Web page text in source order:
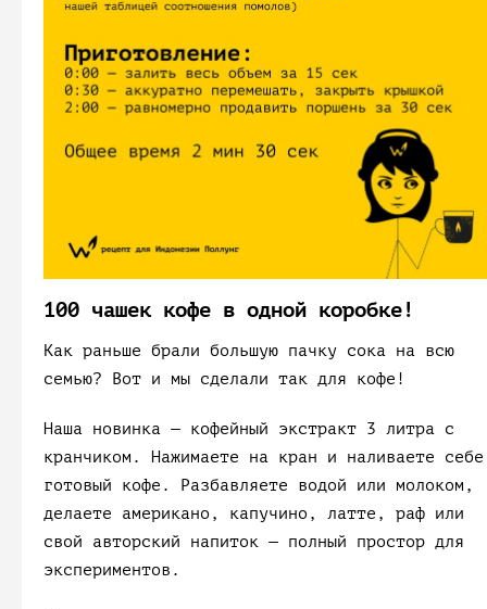
100 чашек кофе в одной коробке!
Как раньше брали большую пачку сока на всю
семью? Вот и мы сделали так для кофе!
Наша новинка — кофейный экстракт 3 литра с
кранчиком. Нажимаете на кран и наливаете себе
готовый кофе. Разбавляете водой или молоком,
делаете американо, капучино, латте, раф или
свой авторский напиток — полный простор для
экспериментов.